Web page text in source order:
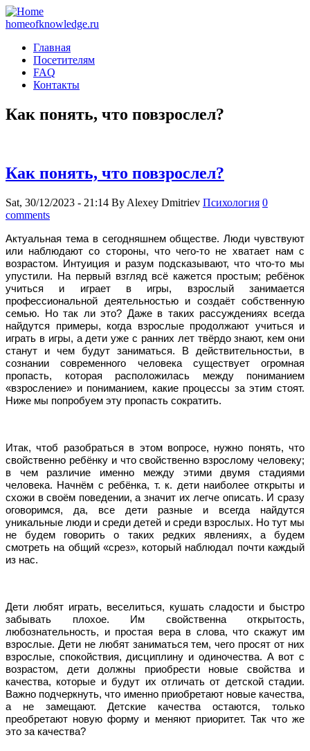
homeofknowledge.ru
Главная
Посетителям
FAQ
Контакты
Как понять, что повзрослел?
Как понять, что повзрослел?
Sat, 30/12/2023 - 21:14 By Alexey Dmitriev Психология 0
comments
Актуальная тема в сегодняшнем обществе. Люди чувствуют
или наблюдают со стороны, что чего-то не хватает нам с
возрастом. Интуиция и разум подсказывают, что что-то мы
упустили. На первый взгляд всё кажется простым; ребёнок
учиться и играет в игры, взрослый занимается
профессиональной деятельностью и создаёт собственную
семью. Но так ли это? Даже в таких рассуждениях всегда
найдутся примеры, когда взрослые продолжают учиться и
играть в игры, а дети уже с ранних лет твёрдо знают, кем они
станут и чем будут заниматься. В действительностьи, в
сознании современного человека существует огромная
пропасть, которая расположилась между пониманием
«взросление» и пониманием, какие процессы за этим стоят.
Ниже мы попробуем эту пропасть сократить.
Итак, чтоб разобраться в этом вопросе, нужно понять, что
свойственно ребёнку и что свойственно взрослому человеку;
в чем различие именно между этими двумя стадиями
человека. Начнём с ребёнка, т. к. дети наиболее открыты и
схожи в своём поведении, а значит их легче описать. И сразу
оговоримся, да, все дети разные и всегда найдутся
уникальные люди и среди детей и среди взрослых. Но тут мы
не будем говорить о таких редких явлениях, а будем
смотреть на общий «срез», который наблюдал почти каждый
из нас.
Дети любят играть, веселиться, кушать сладости и быстро
забывать плохое. Им свойственна открытость,
любознательность, и простая вера в слова, что скажут им
взрослые. Дети не любят заниматься тем, чего просят от них
взрослые, спокойствия, дисциплину и одиночества. А вот с
возрастом, дети должны приобрести новые свойства и
качества, которые и будут их отличать от детской стадии.
Важно подчеркнуть, что именно приобретают новые качества,
а не замещают. Детские качества остаются, только
преобретают новую форму и меняют приоритет. Так что же
это за качества?